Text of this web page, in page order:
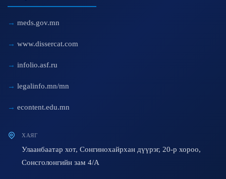
meds.gov.mn
www.dissercat.com
infolio.asf.ru
legalinfo.mn/mn
econtent.edu.mn
ХАЯГ
Улаанбаатар хот, Сонгинохайрхан дүүрэг, 20-р хороо,
Сонсголонгийн зам 4/A